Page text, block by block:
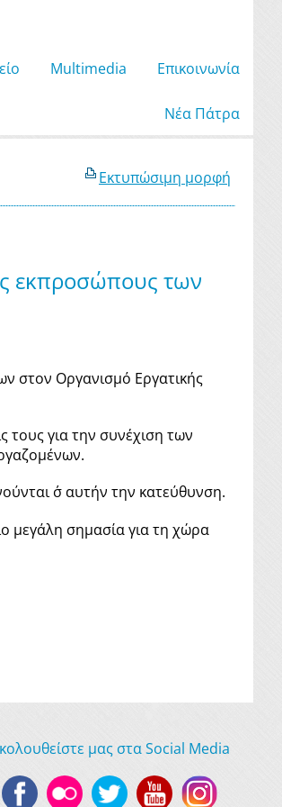
Μultimedia Επικοινωνία
Νέα Πάτρα
Εκτυπώσιμη μορφή
εκπροσώπους των
στον Οργανισμό Εργατικής
τους για την συνέχιση των
σ΄ αυτήν την κατεύθυνση.
μεγάλη σημασία για τη χώρα
μας στα Social Media